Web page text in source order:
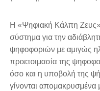
Η «Ψηφιακή Κάλπη Ζευς»
σύστημα για την
ψηφοφοριών με αμιγώς
προετοιμασία της
όσο και η υποβολή της
γίνονται απομακρυσμένα